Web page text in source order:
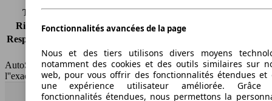
Tous risques
-
Risques partiels
-
Responsabilité civile
HSN/TSN
MJA56x4Hxxxx/n.c.
AutoScout24 France SAS décline toute responsabilité concernant
l''exactitude des indications fournies.
Haut
Fonctionnalités avancées de la page
Nous et des tiers utilisons divers moyens
notamment des cookies et des outils similaires sur
web, pour vous offrir des fonctionnalités étendues et
une expérience utilisateur améliorée.
fonctionnalités étendues, nous permettons la